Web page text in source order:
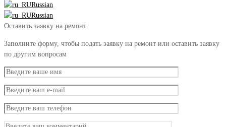
Russian
Russian
Оставить заявку на ремонт
Заполните форму, чтобы подать заявку на ремонт или оставить заявку
по другим вопросам